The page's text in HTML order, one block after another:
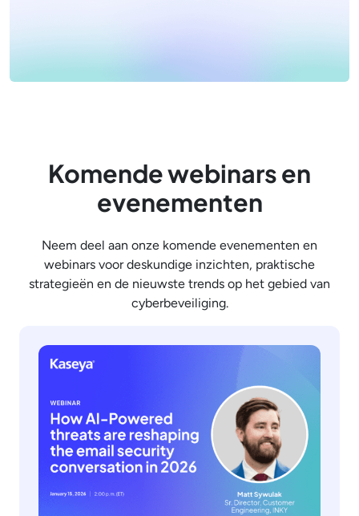
Komende webinars en
evenementen
Neem deel aan onze komende evenementen en
webinars voor deskundige inzichten, praktische
strategieën en de nieuwste trends op het gebied van
cyberbeveiliging.